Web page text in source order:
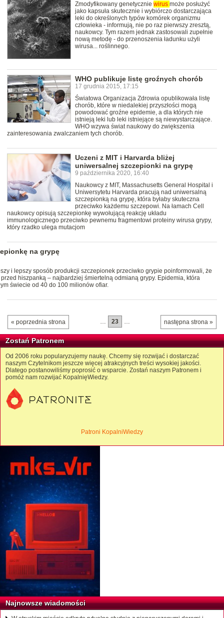
Zmodyfikowany genetycznie wirus może posłużyć
jako kapsuła skutecznie i wybiórczo dostarczająca
leki do określonych typów komórek organizmu
człowieka - informują, nie po raz pierwszy zresztą,
naukowcy. Tym razem jednak zastosowali zupełnie
nową metodę - do przenoszenia ładunku użyli
wirusa... roślinnego.
WHO publikuje listę groźnych chorób
17 grudnia 2015, 17:15
Światowa Organizacja Zdrowia opublikowała listę
chorób, które w niedalekiej przyszłości mogą
powodować groźne epidemie, a dla których nie
istnieją leki lub leki istniejące są niewystarczające.
WHO wzywa świat naukowy do zwiększenia
zainteresowania zwalczaniem tych chorób.
Uczeni z MIT i Harvarda bliżej
uniwersalnej szczepionki na grypę
9 października 2020, 16:40
Naukowcy z MIT, Massachusetts General Hospital i
Uniwersytetu Harvarda pracują nad uniwersalną
szczepionką na grypę, która byłaby skuteczna
przeciwko każdemu szczepowi. Na łamach Cell
naukowcy opisują szczepionkę wywołującą reakcję układu
immunologicznego przeciwko pewnemu fragmentowi proteiny wirusa grypy,
który rzadko ulega mutacjom
na grypę
i lepszy sposób produkcji szczepionek przeciwko grypie poinformowali, że
hiszpanką – najbardziej śmiertelną odmianą grypy. Epidemia, która
świecie od 40 do 100 milionów ofiar.
« poprzednia strona następna strona »
23
Zostań Patronem
Od 2006 roku popularyzujemy naukę. Chcemy się rozwijać i dostarczać
naszym Czytelnikom jeszcze więcej atrakcyjnych treści wysokiej jakości.
Dlatego postanowiliśmy poprosić o wsparcie. Zostań naszym Patronem i
pomóż nam rozwijać KopalnięWiedzy.
Patroni KopalniWiedzy
Najnowsze wiadomości